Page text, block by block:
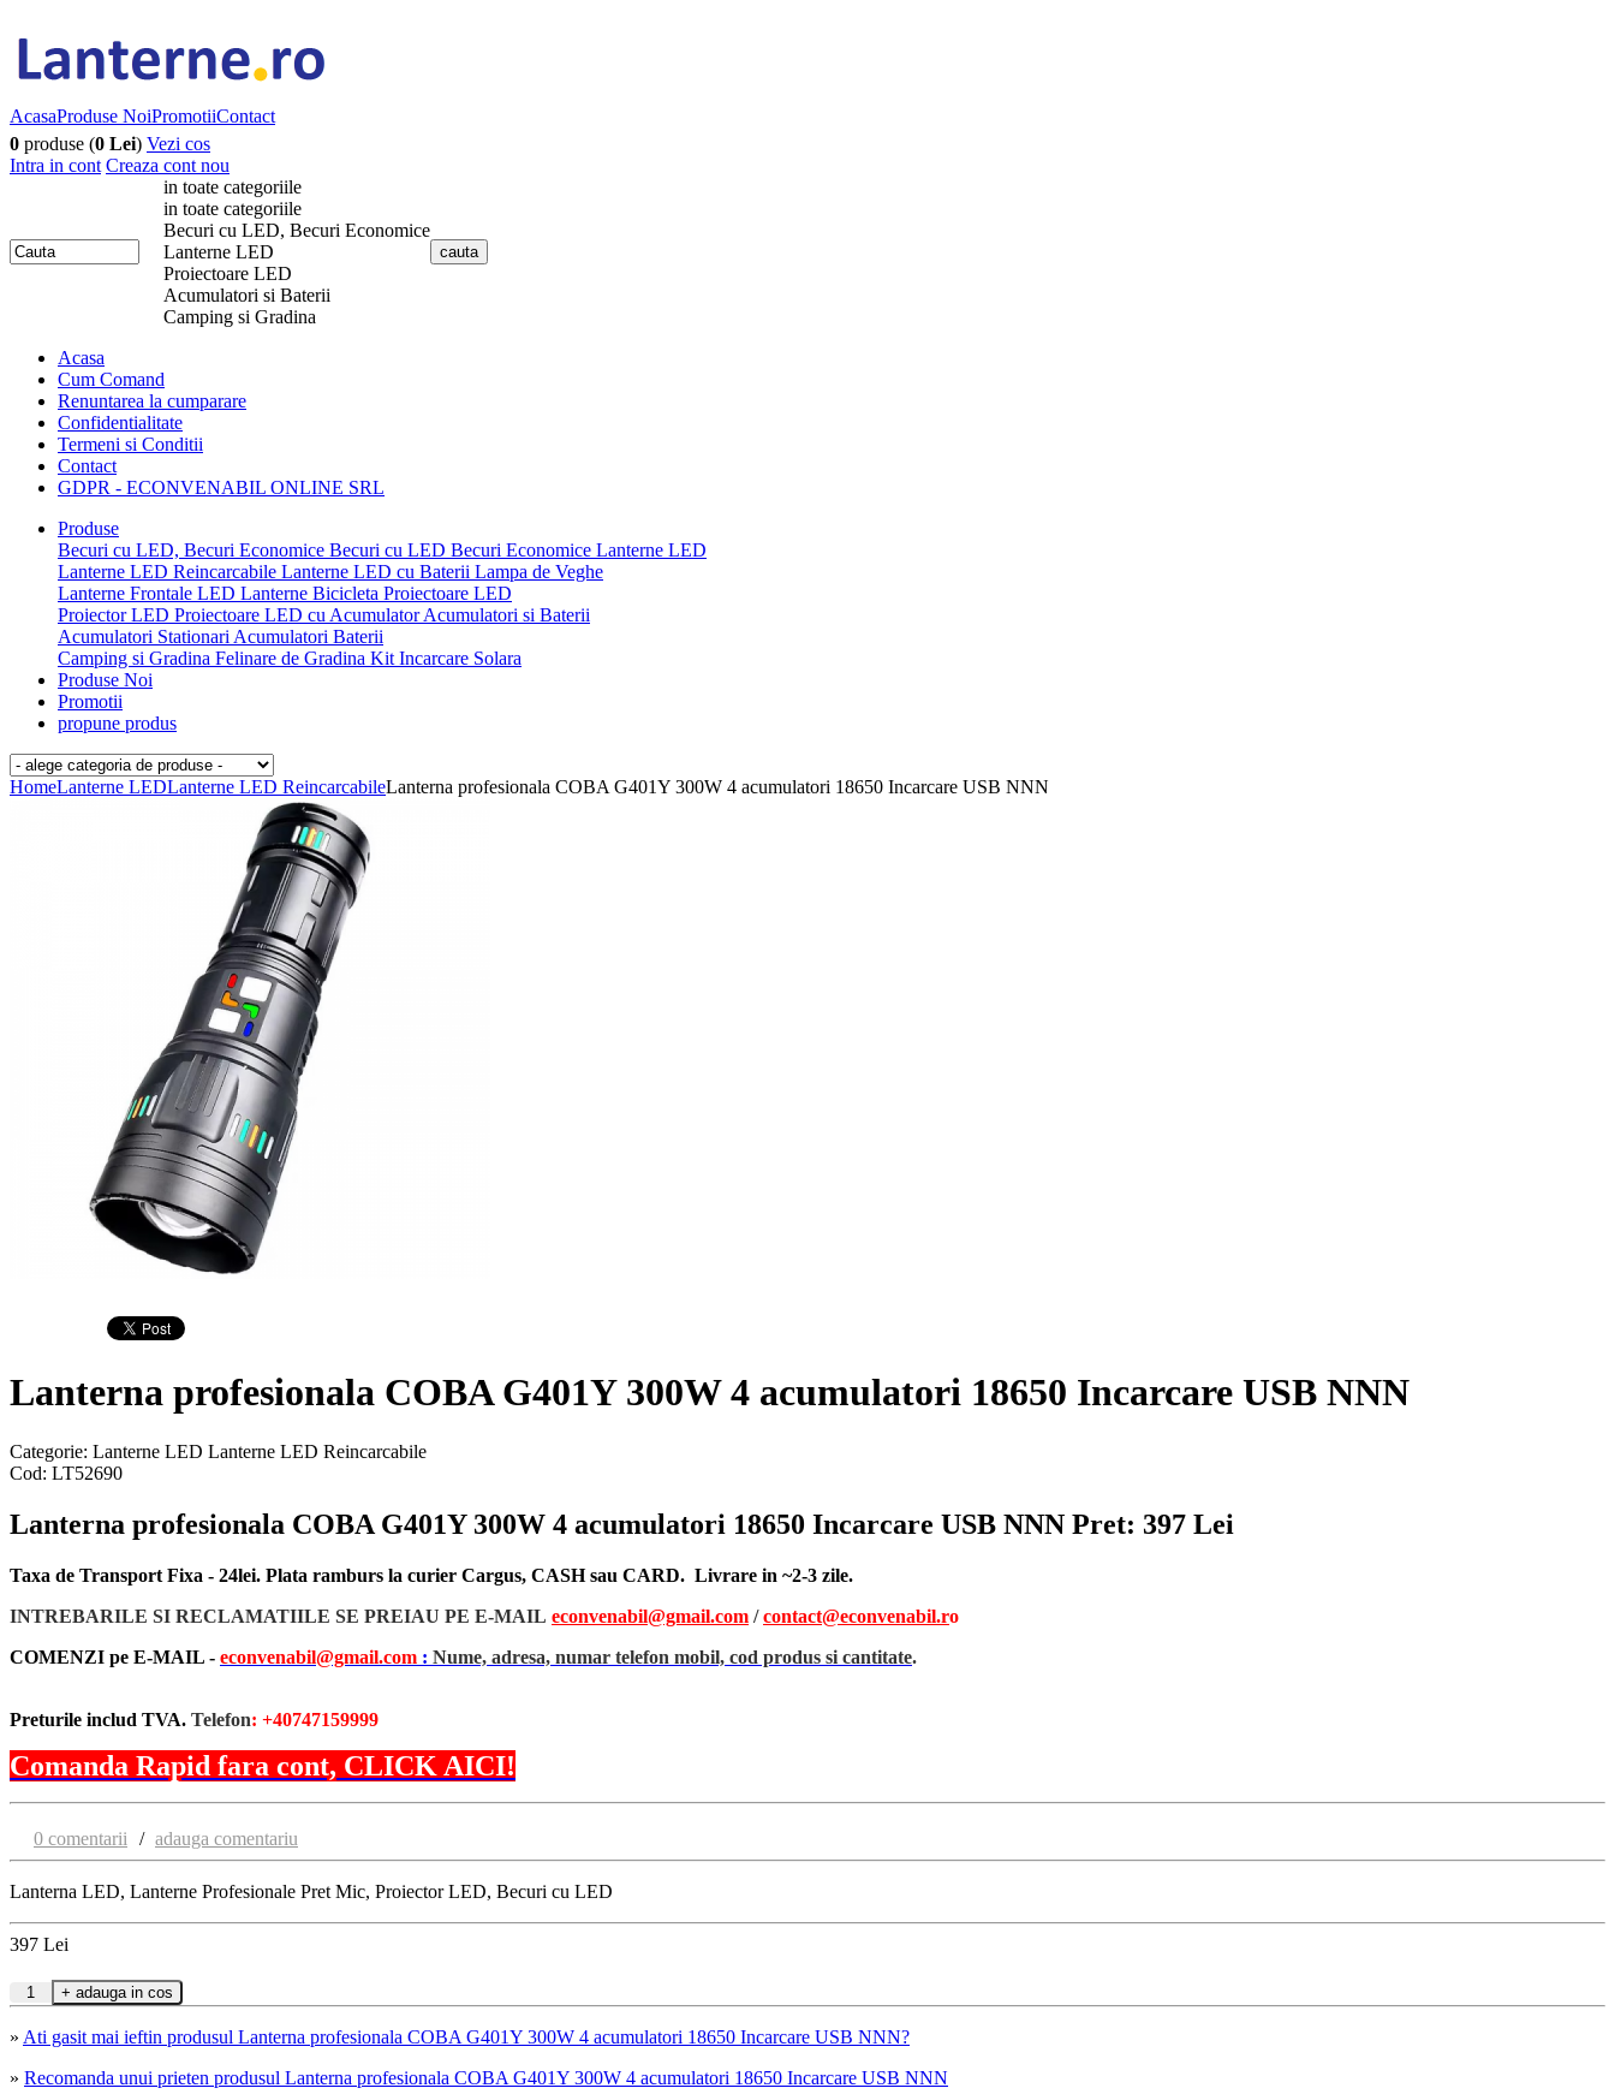
AcasaProduse NoiPromotiiContact
0 produse (0 Lei) Vezi cos
Intra in cont Creaza cont nou
in toate categoriile
in toate categoriile
Becuri cu LED, Becuri Economice
Lanterne LED
Proiectoare LED
Acumulatori si Baterii
Camping si Gradina
Acasa
Cum Comand
Renuntarea la cumparare
Confidentialitate
Termeni si Conditii
Contact
GDPR - ECONVENABIL ONLINE SRL
Produse
Becuri cu LED, Becuri Economice Becuri cu LED Becuri Economice Lanterne LED
Lanterne LED Reincarcabile Lanterne LED cu Baterii Lampa de Veghe
Lanterne Frontale LED Lanterne Bicicleta Proiectoare LED
Proiector LED Proiectoare LED cu AcumulatorAcumulatori si Baterii
Acumulatori Stationari Acumulatori Baterii
Camping si Gradina Felinare de Gradina Kit Incarcare Solara
Produse Noi
Promotii
propune produs
HomeLanterne LEDLanterne LED ReincarcabileLanterna profesionala COBA G401Y 300W 4 acumulatori 18650 Incarcare USB NNN
Lanterna profesionala COBA G401Y 300W 4 acumulatori 18650 Incarcare USB NNN
Categorie: Lanterne LED Lanterne LED Reincarcabile
Cod: LT52690
Lanterna profesionala COBA G401Y 300W 4 acumulatori 18650 Incarcare USB NNN Pret: 397 Lei
Taxa de Transport Fixa - 24lei. Plata ramburs la curier Cargus, CASH sau CARD. Livrare in ~2-3 zile.
INTREBARILE SI RECLAMATIILE SE PREIAU PE E-MAIL econvenabil@gmail.com /contact@econvenabil.ro
COMENZI pe E-MAIL - econvenabil@gmail.com : Nume, adresa, numar telefon mobil, cod produs si cantitate.
Preturile includ TVA. Telefon: +40747159999
Comanda Rapid fara cont, CLICK AICI!
0 comentarii / adauga comentariu
Lanterna LED, Lanterne Profesionale Pret Mic, Proiector LED, Becuri cu LED
397 Lei
» Ati gasit mai ieftin produsul Lanterna profesionala COBA G401Y 300W 4 acumulatori 18650 Incarcare USB NNN?
» Recomanda unui prieten produsul Lanterna profesionala COBA G401Y 300W 4 acumulatori 18650 Incarcare USB NNN